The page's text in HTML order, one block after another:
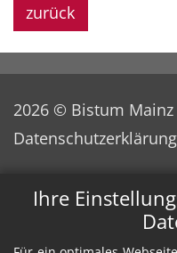
Ihre
zurück
2026 © Bistum Mainz
Datenschutzerklärung